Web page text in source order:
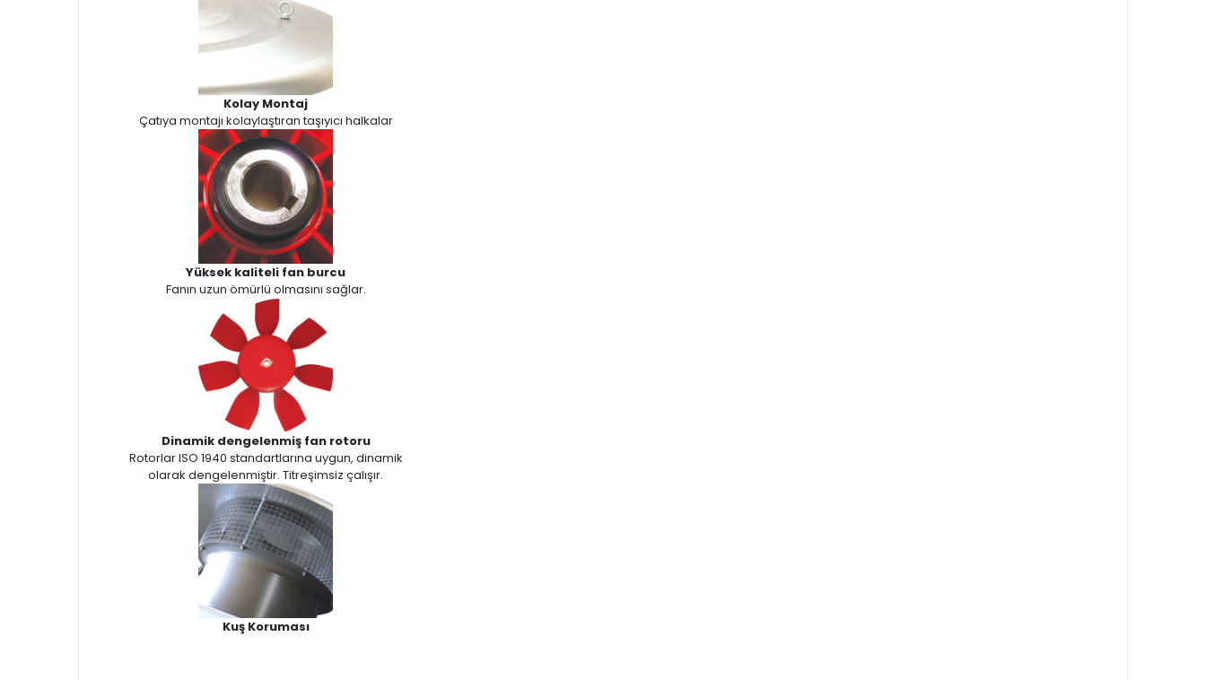
Kolay Montaj
Çatıya montajı kolaylaştıran taşıyıcı halkalar
Yüksek kaliteli fan burcu
Fanın uzun ömürlü olmasını sağlar.
Dinamik dengelenmiş fan rotoru
Rotorlar ISO 1940 standartlarına uygun, dinamik
olarak dengelenmiştir. Titreşimsiz çalışır.
Kuş Koruması